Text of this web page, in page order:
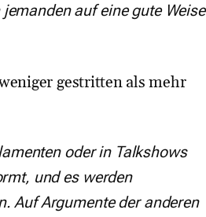
auf eine gute Weise
gestritten als mehr
oder in Talkshows
und es werden
Auf Argumente der anderen